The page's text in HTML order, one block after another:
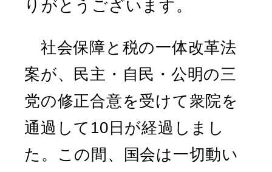
りがとうございます。
社会保障と税の一体改革法
案が、民主・自民・公明の三
党の修正合意を受けて衆院を
通過して10日が経過しまし
た。この間、国会は一切動い